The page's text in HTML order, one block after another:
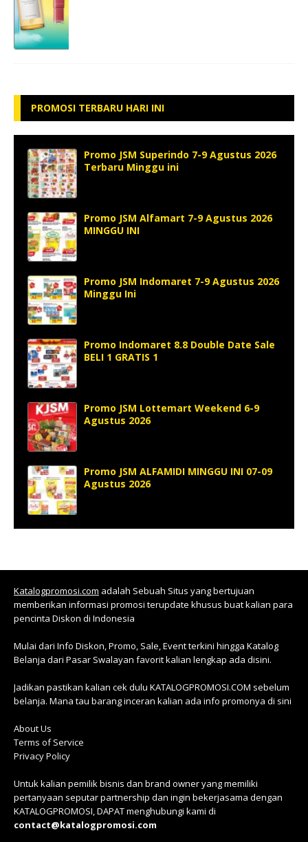
PROMOSI TERBARU HARI INI
Promo JSM Superindo 7-9 Agustus 2026
Terbaru Minggu ini
Promo JSM Alfamart 7-9 Agustus 2026
MINGGU INI
Promo JSM Indomaret 7-9 Agustus 2026
Minggu Ini
Promo Indomaret 8.8 Double Date Sale
BELI 1 GRATIS 1
Promo JSM Lottemart Weekend 6-9
Agustus 2026
Promo JSM ALFAMIDI MINGGU INI 07-09
Agustus 2026
Katalogpromosi.com adalah Sebuah Situs yang bertujuan
memberikan informasi promosi terupdate khusus buat kalian para
pencinta Diskon di Indonesia
Mulai dari Info Diskon, Promo, Sale, Event terkini hingga Katalog
Belanja dari Pasar Swalayan favorit kalian lengkap ada disini.
Jadikan pastikan kalian cek dulu KATALOGPROMOSI.COM sebelum
belanja. Mana tau barang inceran kalian ada info promonya di sini
About Us
Terms of Service
Privacy Policy
Untuk kalian pemilik bisnis dan brand owner yang memiliki
pertanyaan seputar partnership dan ingin bekerjasama dengan
KATALOGPROMOSI, DAPAT menghubungi kami di
contact@katalogpromosi.com